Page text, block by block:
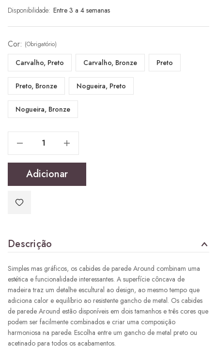
Disponibilidade: Entre 3 a 4 semanas
atual:
Cor: (Obrigatório)
Carvalho, Preto Carvalho, Bronze Preto
Preto, Bronze Nogueira, Preto
Nogueira, Bronze
Reduzir Quantidade De Around Cabide Parede Pequeno Reduzir Quantidade De Around Cabide Parede Pequeno
Adicionar
Descrição
Simples mas gráficos, os cabides de parede Around combinam uma
estética e funcionalidade interessantes. A superfície côncava de
madeira traz um detalhe escultural ao design, ao mesmo tempo que
adiciona calor e equilíbrio ao resistente gancho de metal. Os cabides
de parede Around estão disponíveis em dois tamanhos e três cores que
podem ser facilmente combinados e criar uma composição
harmoniosa na parede. Escolha entre um gancho de metal preto ou
acetinado para todos os acabamentos.